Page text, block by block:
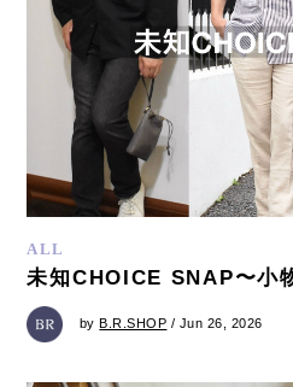
ALL
未知CHOICE SNAP〜小
byB.R.SHOP / Jun 26, 2026